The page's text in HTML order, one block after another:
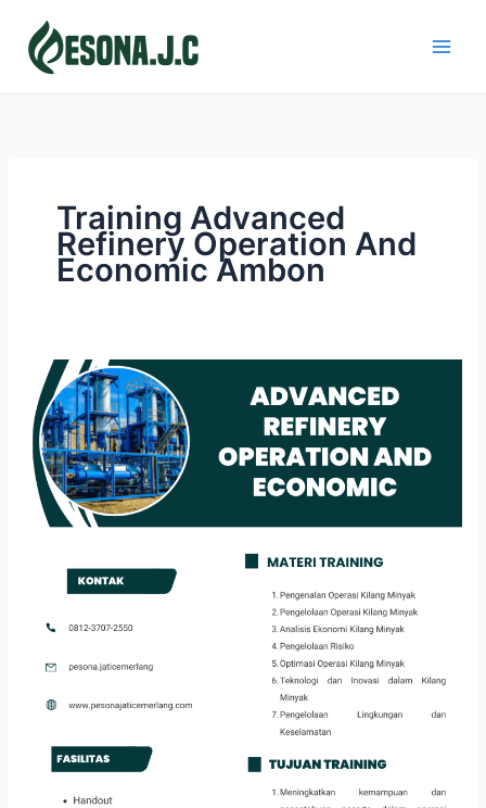
content
Training Advanced
Refinery Operation And
Economic Ambon
ADVANCED
REFINERY
OPERATION
AND
ECONOMIC